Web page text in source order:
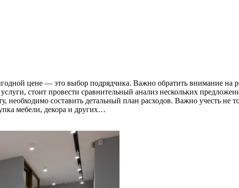
цене — это выбор подрядчика. Важно обратить внимание на
стоит провести сравнительный анализ нескольких
составить детальный план расходов. Важно учесть не
мебели, декора и других…